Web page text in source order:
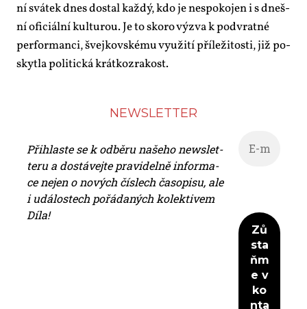
ní svá­tek dnes do­stal kaž­dý, kdo je ne­spo­ko­jen i s dneš­
ní ofi­ci­ál­ní kul­tu­rou. Je to sko­ro vý­zva k pod­vrat­né
per­for­man­ci, švej­kov­ské­mu vy­u­ži­tí pří­le­ži­tos­ti, již po­
skyt­la po­li­tic­ká krát­ko­zra­kost.
NEWS­LET­TER
Při­hlas­te se k od­bě­ru na­še­ho news­let­
te­ru a do­stá­vej­te pra­vi­del­ně in­for­ma­
ce nejen o no­vých čís­lech ča­so­pi­su, ale
i udá­los­tech po­řá­da­ných ko­lek­ti­vem
Dí­la!